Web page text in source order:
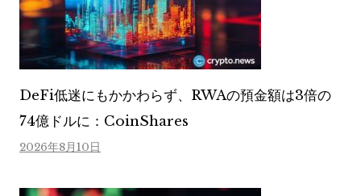
DeFi低迷にもかかわらず、RWAの預金額は3倍の
74億ドルに：CoinShares
2026年8月10日